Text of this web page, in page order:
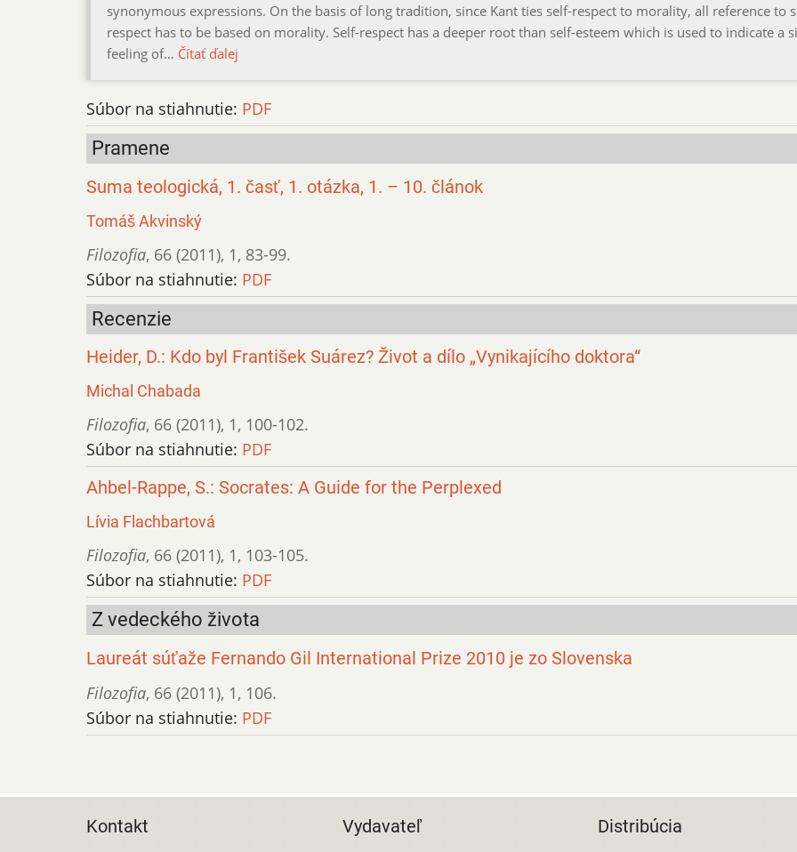
synonymous expressions. On the basis of long tradition, since Kant ties self-respect to morality, all reference to
respect has to be based on morality. Self-respect has a deeper root than self-esteem which is used to indicate a
feeling of… Čítať ďalej
Súbor na stiahnutie: PDF
Pramene
Suma teologická, 1. časť, 1. otázka, 1. – 10. článok
Tomáš Akvinský
Filozofia, 66 (2011), 1, 83-99.
Súbor na stiahnutie: PDF
Recenzie
Heider, D.: Kdo byl František Suárez? Život a dílo „Vynikajícího doktora“
Michal Chabada
Filozofia, 66 (2011), 1, 100-102.
Súbor na stiahnutie: PDF
Ahbel-Rappe, S.: Socrates: A Guide for the Perplexed
Lívia Flachbartová
Filozofia, 66 (2011), 1, 103-105.
Súbor na stiahnutie: PDF
Z vedeckého života
Laureát súťaže Fernando Gil International Prize 2010 je zo Slovenska
Filozofia, 66 (2011), 1, 106.
Súbor na stiahnutie: PDF
Kontakt Vydavateľ Distribúcia